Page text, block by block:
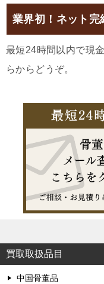
業界初！ネット完
最短24時間以内で現
らからどうぞ。
買取取扱品目
中国骨董品